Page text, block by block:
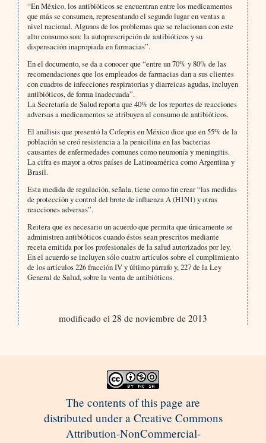
“En México, los antibióticos se encuentran entre los medicamentos
que más se consumen, representando el segundo lugar en ventas a
nivel nacional. Algunos de los problemas que se relacionan con este
alto consumo son: la autoprescripción de antibióticos y su
dispensación inapropiada en farmacias”.
En el documento, se da a conocer que “entre un 70% y 80% de las
recomendaciones que los empleados de farmacias dan a sus clientes
con cuadros de infecciones respiratorias y diarreicas agudas, incluyen
antibióticos, de forma inadecuada”.
La Secretaría de Salud reporta que 40% de los reportes de reacciones
adversas a medicamentos se atribuyen al consumo de antibióticos.
El análisis que presentó la Cofepris en México dice que en 55% de la
población se creó resistencia a la penicilina en las bacterias
causantes de enfermedades comunes como neumonía y meningitis.
La cifra es mayor a otros países de Latinoamérica como Argentina y
Brasil.
Esta medida de regulación, señala, tiene como fin crear “las medidas
de protección y control del brote de influenza A (H1N1) y otras
reacciones adversas”.
Reitera que es necesario un acuerdo que permita que únicamente se
administren antibióticos cuando éstos sean prescritos mediante
receta emitida por los profesionales de la salud autorizados por ley.
En el acuerdo se incluyen sólo cuatro artículos sobre el cumplimiento
de los artículos 226 fracción IV y último párrafo y, 227 de la Ley
General de Salud, sobre la venta de antibióticos.
modificado el 28 de noviembre de 2013
The contents of this page are
distributed under a Creative Commons
Attribution-NonCommercial-